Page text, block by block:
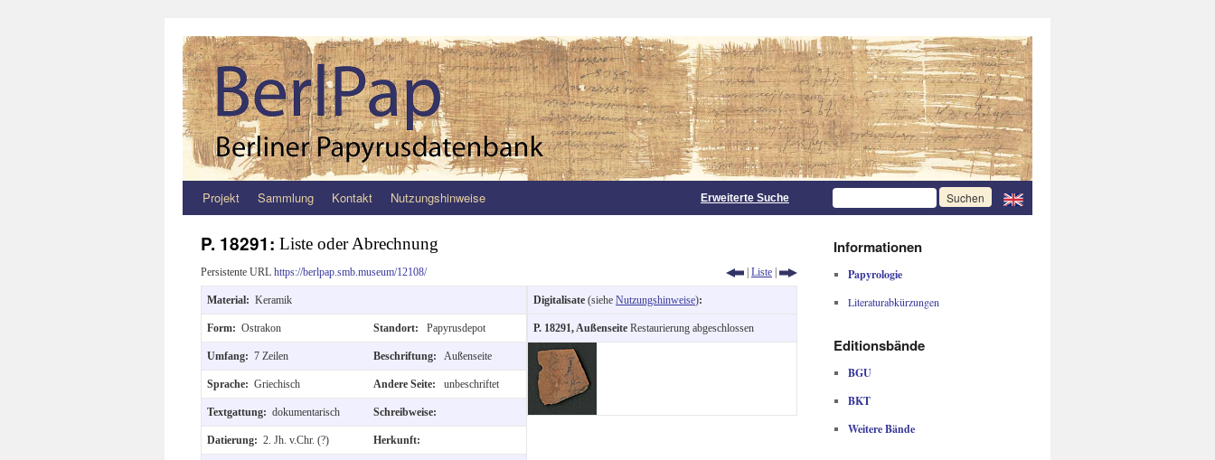
Zum
springen
Projekt Sammlung Kontakt Nutzungshinweise Erweiterte Suche
P. 18291: Liste oder Abrechnung
Persistente URL https://berlpap.smb.museum/12108/ | Liste |
Material: Keramik
Form: Ostrakon Standort: Papyrusdepot
Umfang: 7 Zeilen Beschriftung: Außenseite
Sprache: Griechisch Andere Seite: unbeschriftet
Textgattung: dokumentarisch Schreibweise:
Datierung: 2. Jh. v.Chr. (?) Herkunft:
Digitalisate (siehe Nutzungshinweise):
P. 18291, Außenseite Restaurierung abgeschlossen
Informationen
Papyrologie
Literaturabkürzungen
Editionsbände
BGU
BKT
Weitere Bände